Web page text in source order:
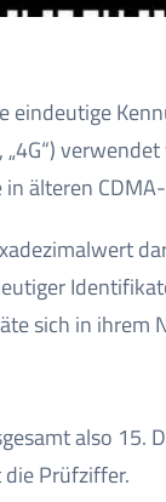
älteren
sich in
also 15.
Prüfziffer.